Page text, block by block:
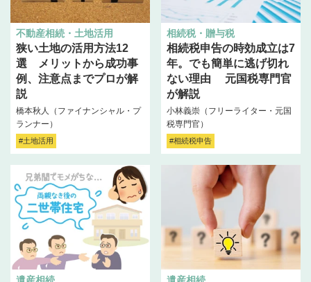
不動産相続・土地活用
狭い土地の活用方法12
選 メリットから成功事
例、注意点までプロが解
説
橋本秋人（ファイナンシャル・プ
ランナー）
#土地活用
相続税・贈与税
相続税申告の時効成立は7
年。でも簡単に逃げ切れ
ない理由 元国税専門官
が解説
小林義崇（フリーライター・元国
税専門官）
#相続税申告
遺産相続 遺産相続